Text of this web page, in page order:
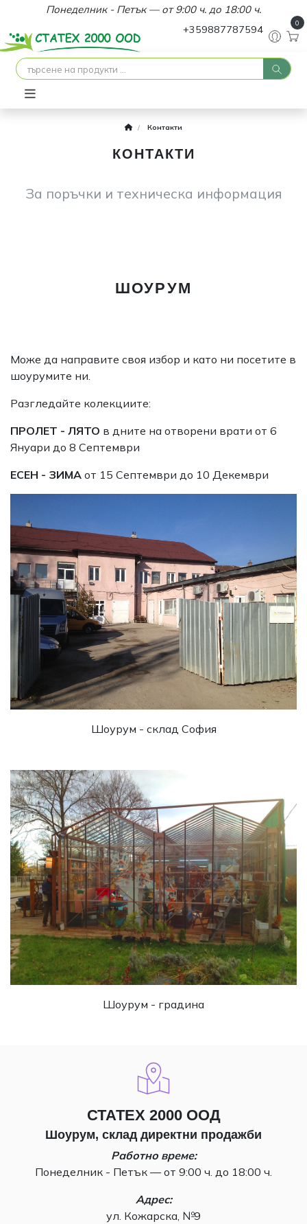
Понеделник - Петък — от 9:00 ч. до 18:00 ч.
+359887787594
0
Контакти
КОНТАКТИ
За поръчки и техническа информация
ШОУРУМ
Може да направите своя избор и като ни посетите в
шоурумите ни.
Разгледайте колекциите:
ПРОЛЕТ - ЛЯТО в дните на отворени врати от 6
Януари до 8 Септември
ЕСЕН - ЗИМА от 15 Септември до 10 Декември
Шоурум - склад София
Шоурум - градина
СТАТЕХ 2000 ООД
Шоурум, склад директни продажби
Работно време:
Понеделник - Петък — от 9:00 ч. до 18:00 ч.
Адрес:
ул. Кожарска, №9